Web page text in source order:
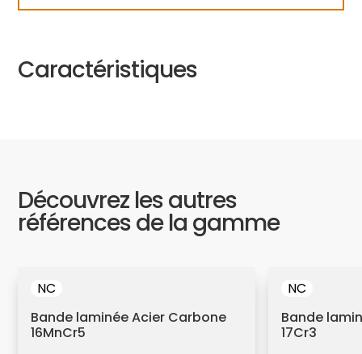
Caractéristiques
Découvrez les autres
références de la gamme
NC
Bande laminée Acier Carbone
16MnCr5
NC
Bande
17Cr3